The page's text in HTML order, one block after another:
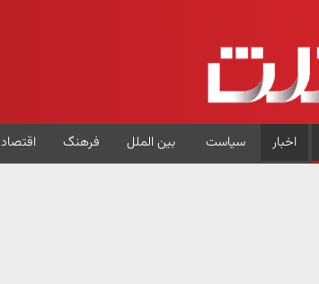
اخبار سیاست بین الملل فرهنگ اقتصاد